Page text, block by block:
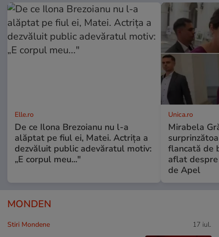
Elle.ro
De ce Ilona Brezoianu nu l-a
alăptat pe fiul ei, Matei. Actrița a
dezvăluit public adevăratul motiv:
„E corpul meu..."
Unica.ro
Mirabela
flancată de
aflat
de Apel
MONDEN
Stiri Mondene 17 iul.